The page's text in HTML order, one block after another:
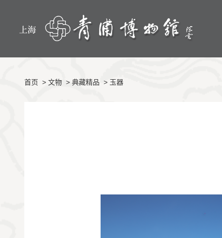
首页 > 文物 > 典藏精品 > 玉器